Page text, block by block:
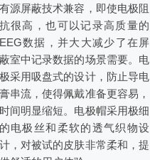
源屏蔽技术兼容，即使电极阻
很高，也可以记录高质量的
数据，并大大减少了在屏
室中记录数据的场景需要。电
采用吸盘式的设计，防止导电
串流，使得佩戴准备更容易，
间明显缩短。电极帽采用极细
电极丝和柔软的透气织物设
，对被试的皮肤非常柔和，提